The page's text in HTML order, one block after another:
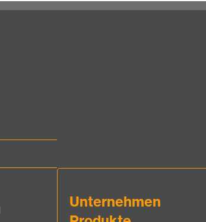
Unternehmen